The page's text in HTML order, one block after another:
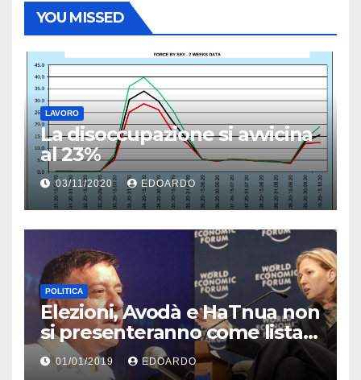
YOU MISSED
LAVORO
La disoccupazione si avvicina
al 23%
03/11/2020 EDOARDO
POLITICA
Elezioni, Avodà e HaTnua non
si presenteranno come lista
unica
01/01/2019 EDOARDO